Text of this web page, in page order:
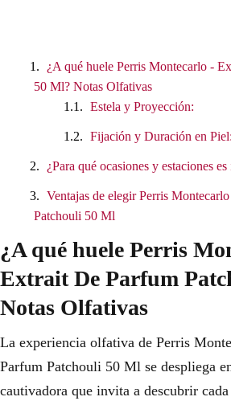
¿A qué huele Perris Montecarlo -
50 Ml? Notas Olfativas
Estela y Proyección:
Fijación y Duración en Piel:
¿Para qué ocasiones y estaciones es
Ventajas de elegir Perris
Patchouli 50 Ml
¿A qué huele Perris
Extrait De Parfum
Notas Olfativas
La experiencia olfativa de Perris
Parfum Patchouli 50 Ml se despliega
cautivadora que invita a descubrir